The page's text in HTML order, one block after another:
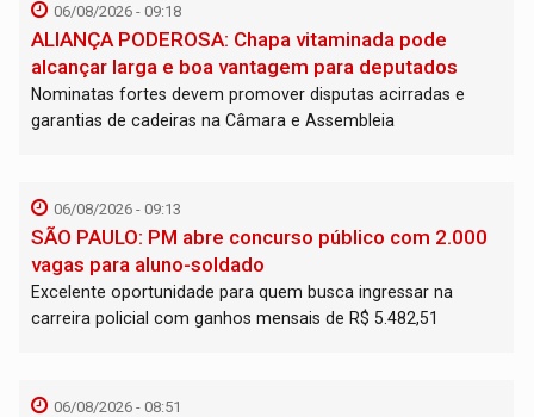
06/08/2026 - 09:18
ALIANÇA PODEROSA: Chapa vitaminada pode
alcançar larga e boa vantagem para deputados
Nominatas fortes devem promover disputas acirradas e
garantias de cadeiras na Câmara e Assembleia
06/08/2026 - 09:13
SÃO PAULO: PM abre concurso público com 2.000
vagas para aluno-soldado
Excelente oportunidade para quem busca ingressar na
carreira policial com ganhos mensais de R$ 5.482,51
06/08/2026 - 08:51